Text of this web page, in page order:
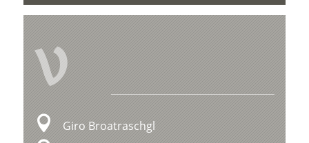
V
Giro Broatraschgl